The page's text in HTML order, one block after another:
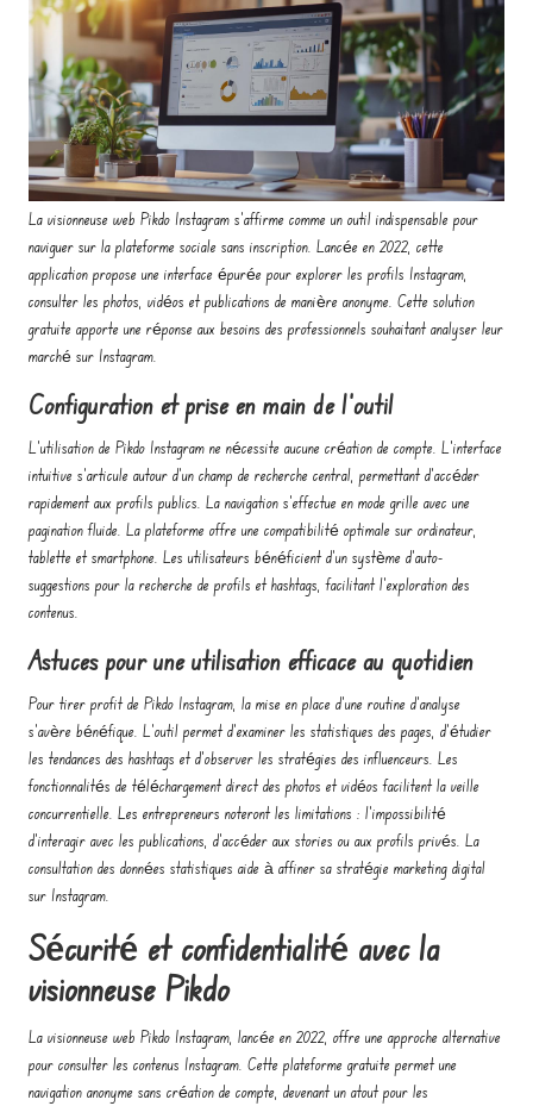
La visionneuse web Pikdo Instagram s’affirme comme un outil indispensable pour
naviguer sur la plateforme sociale sans inscription. Lancée en 2022, cette
application propose une interface épurée pour explorer les profils Instagram,
consulter les photos, vidéos et publications de manière anonyme. Cette solution
gratuite apporte une réponse aux besoins des professionnels souhaitant analyser leur
marché sur Instagram.
Configuration et prise en main de l’outil
L’utilisation de Pikdo Instagram ne nécessite aucune création de compte. L’interface
intuitive s’articule autour d’un champ de recherche central, permettant d’accéder
rapidement aux profils publics. La navigation s’effectue en mode grille avec une
pagination fluide. La plateforme offre une compatibilité optimale sur ordinateur,
tablette et smartphone. Les utilisateurs bénéficient d’un système d’auto-
suggestions pour la recherche de profils et hashtags, facilitant l’exploration des
contenus.
Astuces pour une utilisation efficace au quotidien
Pour tirer profit de Pikdo Instagram, la mise en place d’une routine d’analyse
s’avère bénéfique. L’outil permet d’examiner les statistiques des pages, d’étudier
les tendances des hashtags et d’observer les stratégies des influenceurs. Les
fonctionnalités de téléchargement direct des photos et vidéos facilitent la veille
concurrentielle. Les entrepreneurs noteront les limitations : l’impossibilité
d’interagir avec les publications, d’accéder aux stories ou aux profils privés. La
consultation des données statistiques aide à affiner sa stratégie marketing digital
sur Instagram.
Sécurité et confidentialité avec la
visionneuse Pikdo
La visionneuse web Pikdo Instagram, lancée en 2022, offre une approche alternative
pour consulter les contenus Instagram. Cette plateforme gratuite permet une
navigation anonyme sans création de compte, devenant un atout pour les